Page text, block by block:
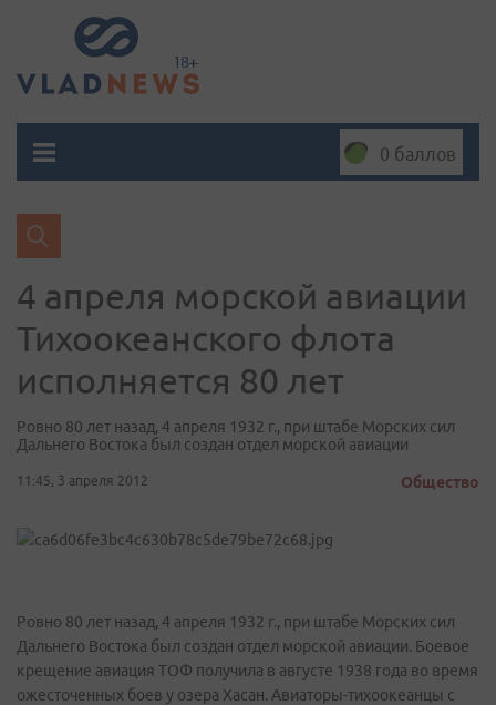
0 баллов
4 апреля морской авиации
Тихоокеанского флота
исполняется 80 лет
Ровно 80 лет назад, 4 апреля 1932 г., при штабе Морских сил
Дальнего Востока был создан отдел морской авиации
11:45, 3 апреля 2012 Общество
Ровно 80 лет назад, 4 апреля 1932 г., при штабе Морских сил
Дальнего Востока был создан отдел морской авиации. Боевое
крещение авиация ТОФ получила в августе 1938 года во время
ожесточенных боев у озера Хасан. Авиаторы-тихоокеанцы с